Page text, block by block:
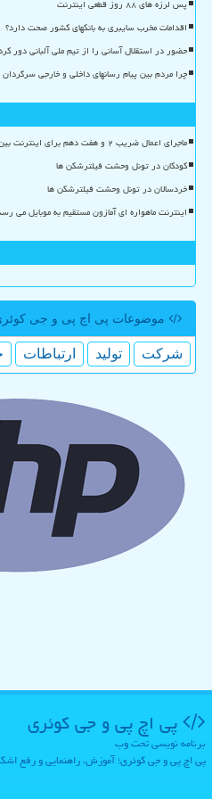
پس لرزه های ۸۸ روز قطعی اینترنت
اقدامات مخرب سایبری به بانکهای کشور صحت دارد؟
حضور در استقلال آسانی را از تیم ملی آلبانی دور
چرا مردم بین پیام رسانهای داخلی و خارجی سرگردان
ماجرای اعمال ضریب ۲ و هفت دهم برای اینترنت بین الملل چیست؟
کودکان در تونل وحشت فیلترشکن ها
خردسالان در تونل وحشت فیلترشکن ها
اینترنت ماهواره ای آمازون مستقیم به موبایل می
موضوعات پی اچ پی و جی
شركت تولید ارتباطات
پی اچ پی و جی كوئری
برنامه نویسی تحت وب
پی اچ پی و جی کوئری؛ آموزش، راهنمایی و رفع